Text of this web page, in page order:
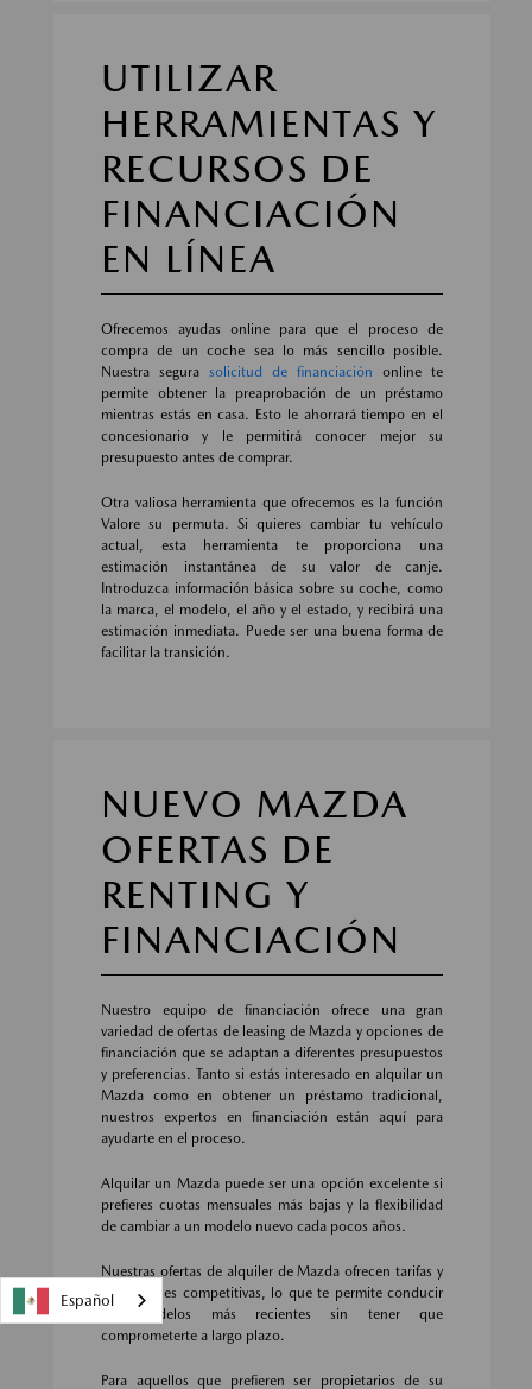
UTILIZAR
HERRAMIENTAS Y
RECURSOS DE
FINANCIACIÓN
EN LÍNEA
Ofrecemos ayudas online para que el proceso de
compra de un coche sea lo más sencillo posible.
Nuestra segura solicitud de financiación online te
permite obtener la preaprobación de un préstamo
mientras estás en casa. Esto le ahorrará tiempo en el
concesionario y le permitirá conocer mejor su
presupuesto antes de comprar.
Otra valiosa herramienta que ofrecemos es la función
Valore su permuta. Si quieres cambiar tu vehículo
actual, esta herramienta te proporciona una
estimación instantánea de su valor de canje.
Introduzca información básica sobre su coche, como
la marca, el modelo, el año y el estado, y recibirá una
estimación inmediata. Puede ser una buena forma de
facilitar la transición.
NUEVO MAZDA
OFERTAS DE
RENTING Y
FINANCIACIÓN
Nuestro equipo de financiación ofrece una gran
variedad de ofertas de leasing de Mazda y opciones de
financiación que se adaptan a diferentes presupuestos
y preferencias. Tanto si estás interesado en alquilar un
Mazda como en obtener un préstamo tradicional,
nuestros expertos en financiación están aquí para
ayudarte en el proceso.
Alquilar un Mazda puede ser una opción excelente si
prefieres cuotas mensuales más bajas y la flexibilidad
de cambiar a un modelo nuevo cada pocos años.
Nuestras ofertas de alquiler de Mazda ofrecen tarifas y
condiciones competitivas, lo que te permite conducir
los modelos más recientes sin tener que
comprometerte a largo plazo.
Para aquellos que prefieren ser propietarios de su
Español